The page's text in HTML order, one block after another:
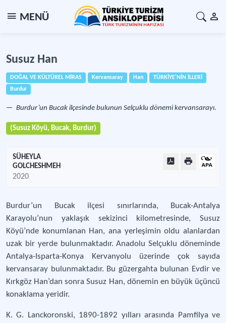
MENÜ
Susuz Han
DOĞAL VE KÜLTÜREL MİRAS Kervansaray Han
TÜRKİYE'NİN İLLERİ
Burdur
Burdur’un Bucak ilçesinde bulunun Selçuklu dönemi kervansarayı.
(Susuz Köyü, Bucak, Burdur)
SÜHEYLA
GOLCHESHMEH
2020
Burdur’un Bucak ilçesi sınırlarında, Bucak-Antalya
Karayolu’nun yaklaşık sekizinci kilometresinde, Susuz
Köyü’nde konumlanan Han, ana yerleşimin oldu alanlardan
uzak bir yerde bulunmaktadır. Anadolu Selçuklu döneminde
Antalya-Isparta-Konya Kervanyolu üzerinde çok sayıda
kervansaray bulunmaktadır. Bu güzergahta bulunan Evdir ve
Kırkgöz Han’dan sonra Susuz Han, dönemin en büyük üçüncü
konaklama yeridir.
K. G. Lanckoronski, 1890-1892 yılları arasında Pamfilya ve